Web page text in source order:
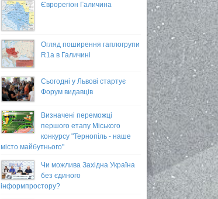
Єврорегіон Галичина
Огляд поширення гаплогрупи
R1a в Галичині
Сьогодні у Львові стартує
Форум видавців
Визначені переможці
першого етапу Міського
конкурсу "Тернопіль - наше
місто майбутнього"
Чи можлива Західна Україна
без єдиного
інформпростору?